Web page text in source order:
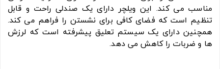
مناسب می کند. این ویلچر دارای یک صندلی راحت و قابل
تنظیم است که فضای کافی برای نشستن را فراهم می کند.
همچنین دارای یک سیستم تعلیق پیشرفته است که لرزش
ها و ضربات را کاهش می دهد.